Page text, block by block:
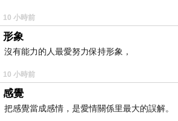
10 小時前
形象
沒有能力的人最愛努力保持形象，
10 小時前
感覺
把感覺當成感情，是愛情關係里最大的誤解。